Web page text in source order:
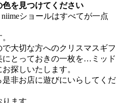
を見つけてください
ショールはすべてが一点
大切な方へのクリスマスギフ
にとっておきの一枚を…ミッド
探しいたします。
非お店に遊びにいらしてくだ
ます。